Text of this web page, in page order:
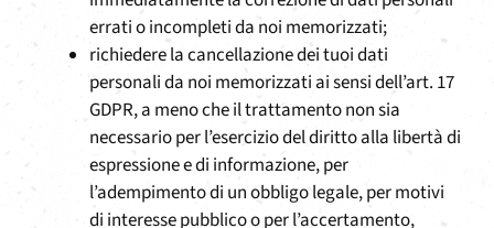
errati o incompleti da noi memorizzati;
richiedere la cancellazione dei tuoi dati
personali da noi memorizzati ai sensi dell’art. 17
GDPR, a meno che il trattamento non sia
necessario per l’esercizio del diritto alla libertà di
espressione e di informazione, per
l’adempimento di un obbligo legale, per motivi
di interesse pubblico o per l’accertamento,